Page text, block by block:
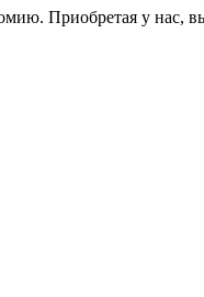
Приобретая у нас,